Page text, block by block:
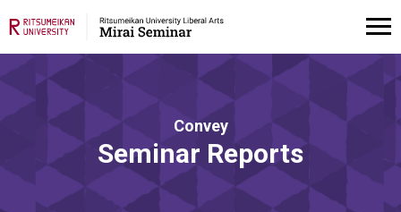
Convey
Seminar Reports